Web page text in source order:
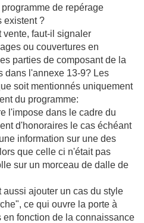
de repérage
existent ?
vente, faut-il signaler
ou couvertures en
parties de composant de la
dans l'annexe 13-9? Les
soit mentionnés uniquement
du programme:
l'impose dans le cadre du
d'honoraires le cas échéant
information sur une des
que celle ci n'était pas
sur un morceau de dalle de
ajouter un cas du style
ce qui ouvre la porte à
fonction de la connaissance